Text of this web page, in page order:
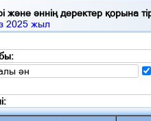
және әннің деректер қорына
2025 жыл
ән